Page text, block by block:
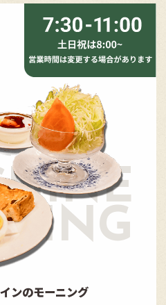
ンのモーニング